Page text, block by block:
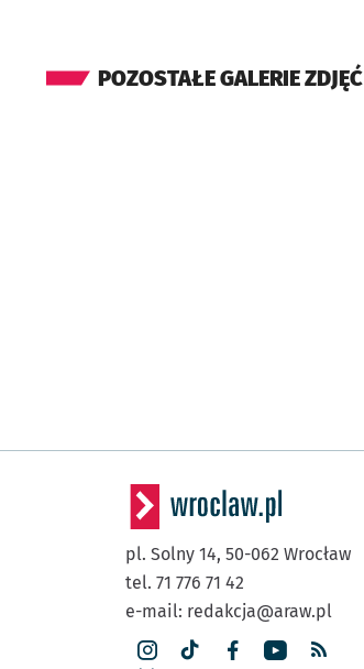
POZOSTAŁE GALERIE ZDJĘĆ
pl. Solny 14, 50-062 Wrocław
tel. 71 776 71 42
e-mail: redakcja@araw.pl